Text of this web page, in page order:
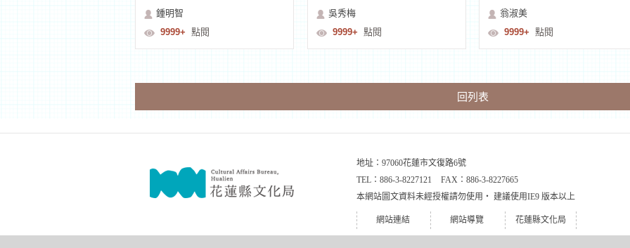
鍾明智
9999+ 點閱
吳秀梅
9999+ 點閱
翁淑美
9999+ 點閱
回列表
地址：97060花蓮市文復路6號
TEL： 886-3-8227121 FAX： 886-3-8227665
本網站圖文資料未經授權請勿使用‧ 建議使用IE9 版本以上
網站連結 網站導覽 花蓮縣文化局